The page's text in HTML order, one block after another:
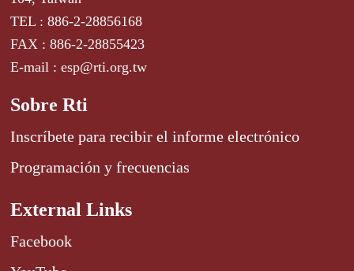
TEL : 886-2-28856168
FAX : 886-2-28855423
E-mail : esp@rti.org.tw
Sobre Rti
Inscríbete para recibir el informe electrónico
Programación y frecuencias
External Links
Facebook